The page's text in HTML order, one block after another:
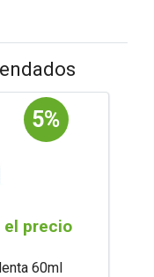
5%
el precio
60ml